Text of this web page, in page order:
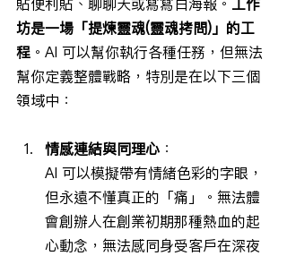
坊是一場「提煉靈魂(靈魂拷問)」的工
程 。AI 可以幫你執行各種任務，但無法
幫你定義整體戰略，特別是在以下三個
領域中：
情感連結與同理心 ：
AI 可以模擬帶有情緒色彩的字眼，
但永遠不懂真正的「痛」。無法體
會創辦人在創業初期那種熱血的起
心動念，無法感同身受客戶在深夜